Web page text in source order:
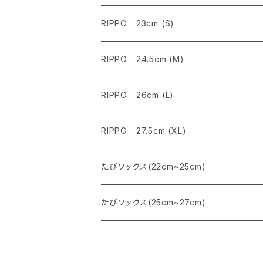
RIPPO 23cm (S)
RIPPO 24.5cm (M)
RIPPO 26cm (L)
RIPPO 27.5cm (XL)
たびソックス(22cm~25cm)
たびソックス(25cm~27cm)